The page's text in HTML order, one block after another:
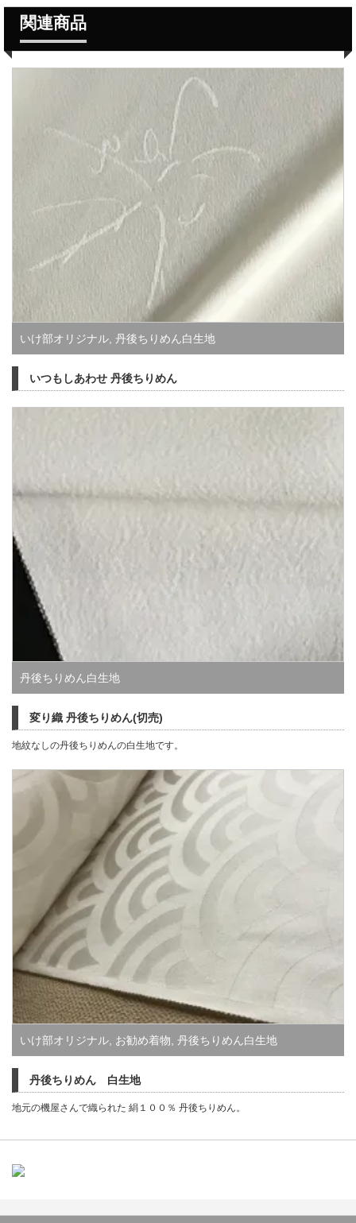
関連商品
いけ部オリジナル 丹後ちりめん白生地
いつもしあわせ 丹後ちりめん
丹後ちりめん白生地
変り織 丹後ちりめん(切売)
地紋なしの丹後ちりめんの白生地です。
いけ部オリジナル お勧め着物 丹後ちりめん白生地
丹後ちりめん 白生地
地元の機屋さんで織られた 絹１００％ 丹後ちりめん。